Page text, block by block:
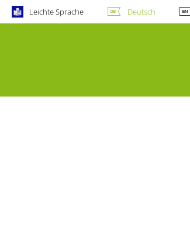
Leichte Sprache Deutsch